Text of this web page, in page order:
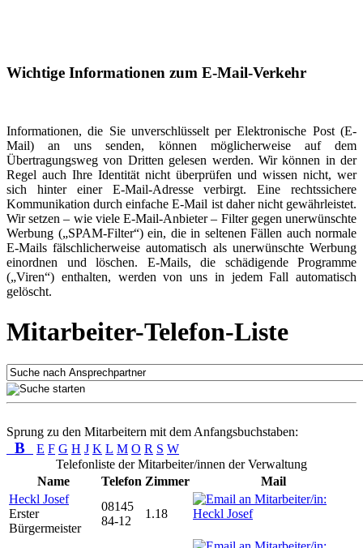
Wichtige Informationen zum E-Mail-Verkehr
Informationen, die Sie unverschlüsselt per Elektronische Post (E-
Mail) an uns senden, können möglicherweise auf dem
Übertragungsweg von Dritten gelesen werden. Wir können in der
Regel auch Ihre Identität nicht überprüfen und wissen nicht, wer
sich hinter einer E-Mail-Adresse verbirgt. Eine rechtssichere
Kommunikation durch einfache E-Mail ist daher nicht gewährleistet.
Wir setzen – wie viele E-Mail-Anbieter – Filter gegen unerwünschte
Werbung („SPAM-Filter“) ein, die in seltenen Fällen auch normale
E-Mails fälschlicherweise automatisch als unerwünschte Werbung
einordnen und löschen. E-Mails, die schädigende Programme
(„Viren“) enthalten, werden von uns in jedem Fall automatisch
gelöscht.
Mitarbeiter-Telefon-Liste
Sprung zu den Mitarbeitern mit dem Anfangsbuchstaben:
B E F G H J K L M O R S W
Telefonliste der Mitarbeiter/innen der Verwaltung
Name
Telefon Zimmer
Mail
Heckl Josef
Erster
Bürgermeister
08145
84-12
1.18